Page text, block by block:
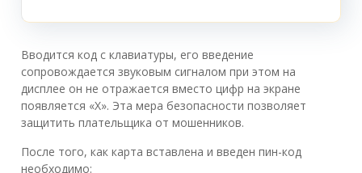
Вводится код с клавиатуры, его введение
сопровождается звуковым сигналом при этом на
дисплее он не отражается вместо цифр на экране
появляется «Х». Эта мера безопасности позволяет
защитить плательщика от мошенников.
После того, как карта вставлена и введен пин-код
необходимо: